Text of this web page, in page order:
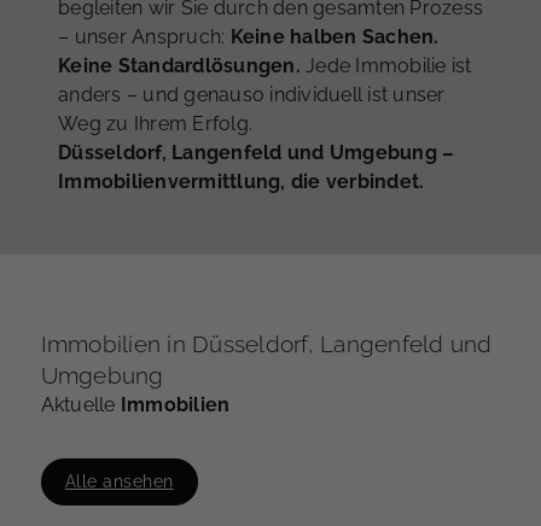
begleiten wir Sie durch den gesamten Prozess
– unser Anspruch: Keine halben Sachen.
Keine Standardlösungen. Jede Immobilie ist
anders – und genauso individuell ist unser
Weg zu Ihrem Erfolg.
Düsseldorf, Langenfeld und Umgebung –
Immobilienvermittlung, die verbindet.
Persönlich beraten lassen
Immobilien in Düsseldorf, Langenfeld und
Umgebung
Aktuelle Immobilien
Alle ansehen